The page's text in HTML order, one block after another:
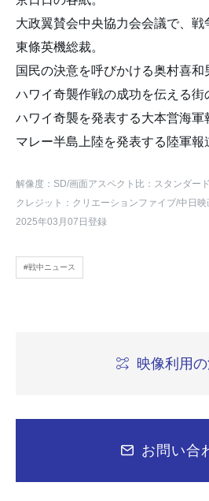
大政翼賛会中央協力会会議で、戦
東條英機総裁。
国民の決意を呼びかける奥村喜和
ハワイ奇襲作戦の成功を伝える街
ハワイ奇襲を発表する大本営海軍
マレー半島上陸を発表する陸軍報
解像度：SD/画面アスペクト比：スタンダード
クレジット：クリエーションファイブ/中日映
2025年03月07日登録
#戦中ニュース
映像利用
お問い合